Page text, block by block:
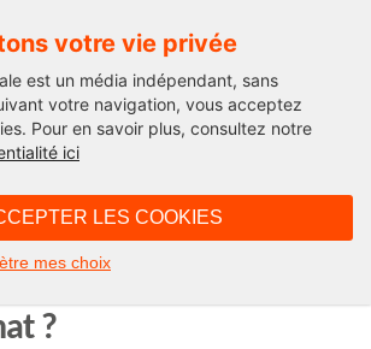
votre vie privée
est un média indépendant, sans
votre navigation, vous acceptez
Pour en savoir plus, consultez notre
ici
LES COOKIES
mes choix
la France
sérieusement de
?